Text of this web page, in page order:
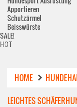
Apportieren
Schutzärmel
Beisswürste
SALE!
HOT
HOME
LEICHTES